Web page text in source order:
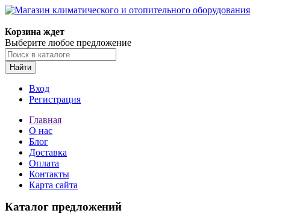
Корзина ждет
Выберите любое предложение
Найти
Вход
Регистрация
Главная
О нас
Блог
Доставка
Оплата
Контакты
Карта сайта
Каталог предложений